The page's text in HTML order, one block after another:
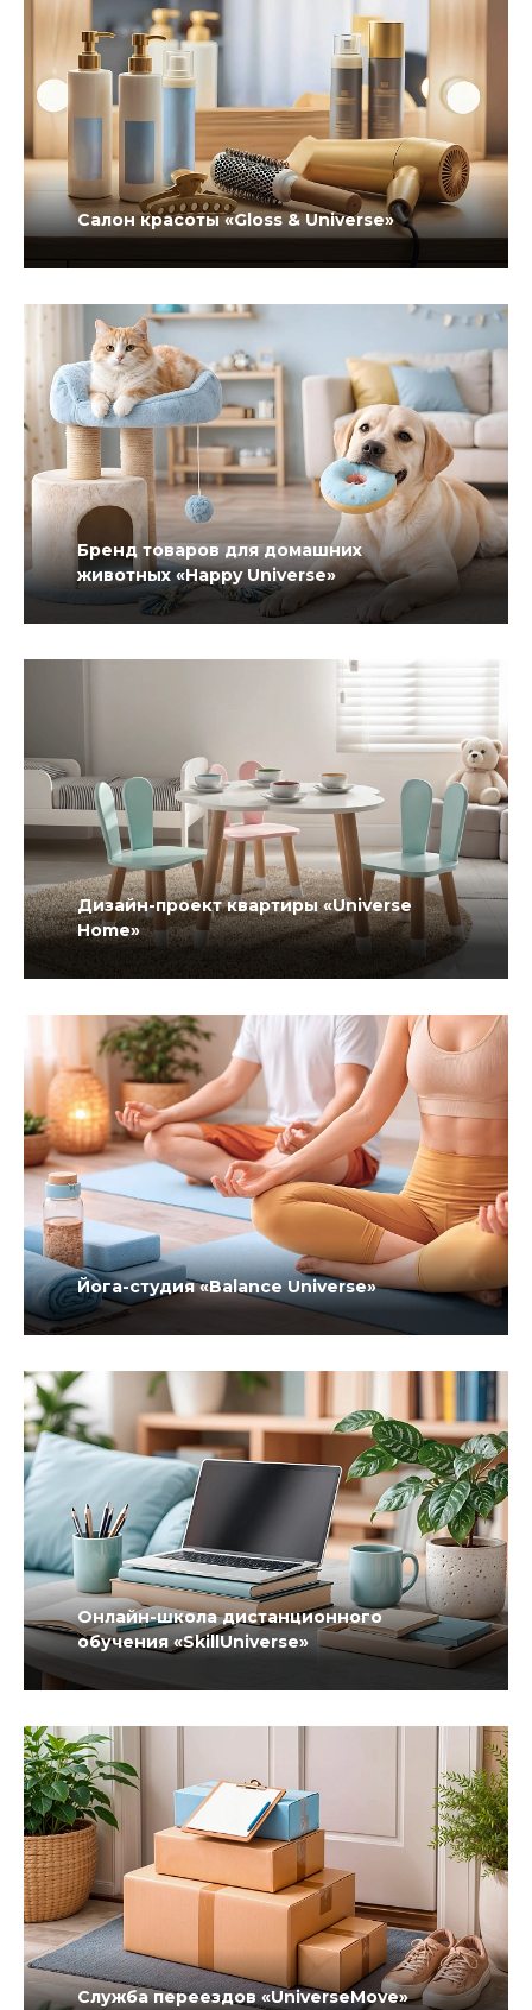
Салон красоты «Gloss & Universe»
Бренд товаров для домашних
животных «Happy Universe»
Дизайн-проект квартиры «Universe
Home»
Йога-студия «Balance Universe»
Онлайн-школа дистанционного
обучения «SkillUniverse»
Служба переездов «UniverseMove»